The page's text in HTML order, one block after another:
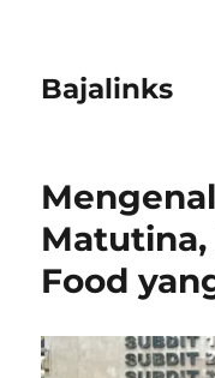
Bajalinks
Matutina,
Food